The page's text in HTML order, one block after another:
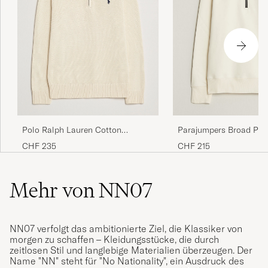
Polo Ralph Lauren Cotton
Pullover Half Zip Andover Cream
CHF 235
Parajumpers Broad
Easy Half Zip
Ivory
CHF 215
Mehr von NN07
NN07 verfolgt das ambitionierte Ziel, die Klassiker von
morgen zu schaffen – Kleidungsstücke, die durch
zeitlosen Stil und langlebige Materialien überzeugen. Der
Name "NN" steht für "No Nationality", ein Ausdruck des